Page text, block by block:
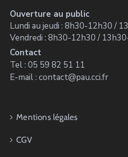
Ouverture au public
Lundi au jeudi : 8h30-12h30 /
Vendredi : 8h30-12h30 /
Contact
Tel : 05 59 82 51 11
E-mail : contact@pau.cci.fr
Mentions légales
CGV